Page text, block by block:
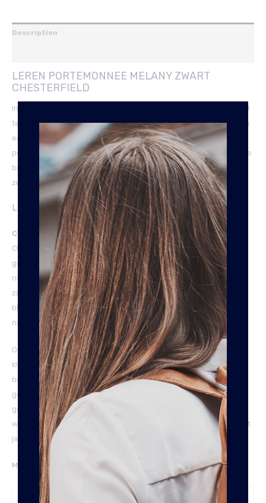
Description
LEREN PORTEMONNEE MELANY ZWART
CHESTERFIELD
In deze portemonnee wordt gebruik gemaakt van een unieke RFID
techniek. Waar je normaliter gewend bent dat RFID portemonnees
een harde metalen case hebben, vind je dat niet terug in onze
portemonnees. In de voering van ons leer zit een speciale laag die
beschermd tegen diefstal met contactloos betalen. Zo ben je er
zeker van dat jouw geld en pasjes altijd veilig zijn.
LEERSOORT
Cow Wax Pull-Up:Dit is de meest gebruikte leersoort van The
Chesterfield Brand. Na het persen wordt het leer handmatig
gekleurd met aniline kleurstoffen, welke geïmpregneerd zijn met
natuurlijke oliën en wassen in plaats van verf en pigmenten. Deze
zachte afwerking zorgt ervoor dat de stoffen niet op de huid
blijven liggen, maar in de poriën van de huid trekken waardoor de
natuurlijke vintagelook ontstaat.
Omdat deze leersoort alleen met was wordt bewerkt en niet met
kleur wordt gespoten, is het een erg duurzaam product en
behoudt het zijn kwaliteit en kleur. Wax Pull Up leer wordt
gekenmerkt door een zachte en soepelere structuur. Eventuele
gebruikssporen kun je makkelijk wegwrijven door de speciale
wax behandeling die de tas heeft ondergaan. Zo blijft het product
jarenlang als nieuw.
Meer uitleg over onze leersoorten vindt je hier.
Aantal Pasjes